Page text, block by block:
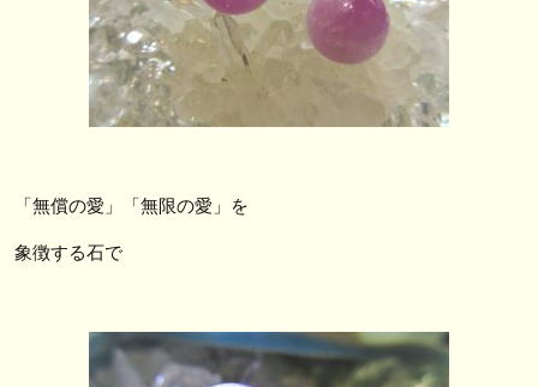
「無償の愛」「無限の愛」を
象徴する石で